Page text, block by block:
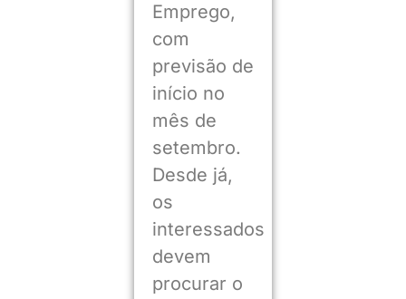
Emprego,
com
previsão de
início no
mês de
setembro.
Desde já,
os
interessados
devem
procurar o